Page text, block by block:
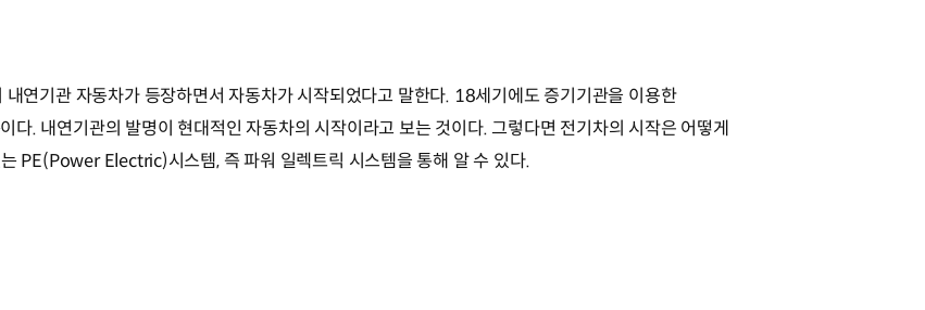
연기관 자동차가 등장하면서 자동차가 시작되었다고 말한다. 18세기에도 증기기관을 이용한
다. 내연기관의 발명이 현대적인 자동차의 시작이라고 보는 것이다. 그렇다면 전기차의 시작은 어떻게
PE(Power Electric)시스템, 즉 파워 일렉트릭 시스템을 통해 알 수 있다.